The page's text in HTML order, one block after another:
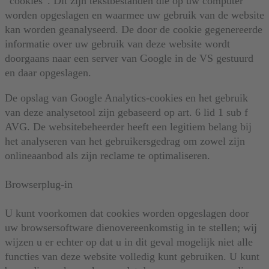
worden opgeslagen en waarmee uw gebruik van de website
kan worden geanalyseerd. De door de cookie gegenereerde
informatie over uw gebruik van deze website wordt
doorgaans naar een server van Google in de VS gestuurd
en daar opgeslagen.
De opslag van Google Analytics-cookies en het gebruik
van deze analysetool zijn gebaseerd op art. 6 lid 1 sub f
AVG. De websitebeheerder heeft een legitiem belang bij
het analyseren van het gebruikersgedrag om zowel zijn
onlineaanbod als zijn reclame te optimaliseren.
Browserplug-in
U kunt voorkomen dat cookies worden opgeslagen door
uw browsersoftware dienovereenkomstig in te stellen; wij
wijzen u er echter op dat u in dit geval mogelijk niet alle
functies van deze website volledig kunt gebruiken. U kunt